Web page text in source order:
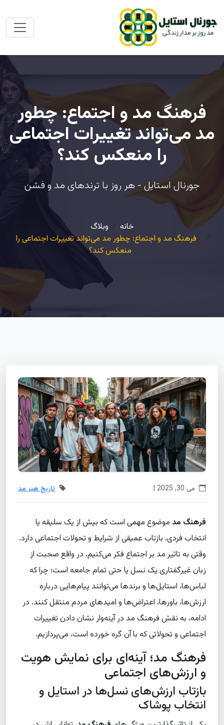
فرهنگ مد و اجتماع: چطور
مد می‌تواند تغییرات اجتماعی
را منعکس کند؟
جورنال استایل - هر روز با ترندهای مد و فشن
خانه
وبلاگ
فرهنگ مد و اجتماع: چطور مد می‌تواند تغییرات اجتماعی را
منعکس کند؟
می 30, 2025 | تاریخ هنر مد
فرهنگ مدموضوع مهمی است که بیش از یک سلیقه یا
انتخاب فردی، بازتاب عمیقی از شرایط و تحولات اجتماعی دارد.
وقتی به تاثیر مد بر اجتماع فکر می‌کنیم، در واقع صحبت از
زبان غیرگفتاری یک نسل یا حتی تمام جامعه است؛ چرا که
لباس‌ها، استایل‌ها و برندها می‌توانند پیام‌هایی درباره
ارزش‌ها، باورها، اعتراض‌ها و امیدهای مردم منتقل کنند. در
ادامه، به نقش فرهنگ مد در آینه‌وار نشان دادن تغییرات
اجتماعی و تحولاتی که با آن گره خورده است، می‌پردازیم.
فرهنگ مد؛ آینه‌ای برای نمایش هویت
و ارزش‌های اجتماعی
بازتاب ارزش‌های نسل‌ها در استایل و
انتخاب پوشاک